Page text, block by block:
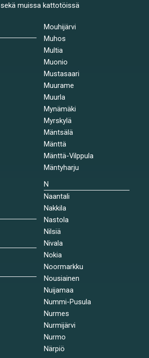
sekä muissa kattotöissä
Mouhijärvi
Muhos
Multia
Muonio
Mustasaari
Muurame
Muurla
Mynämäki
Myrskylä
Mäntsälä
Mänttä
Mänttä-Vilppula
Mäntyharju
N
Naantali
Nakkila
Nastola
Nilsiä
Nivala
Nokia
Noormarkku
Nousiainen
Nuijamaa
Nummi-Pusula
Nurmes
Nurmijärvi
Nurmo
Närpiö